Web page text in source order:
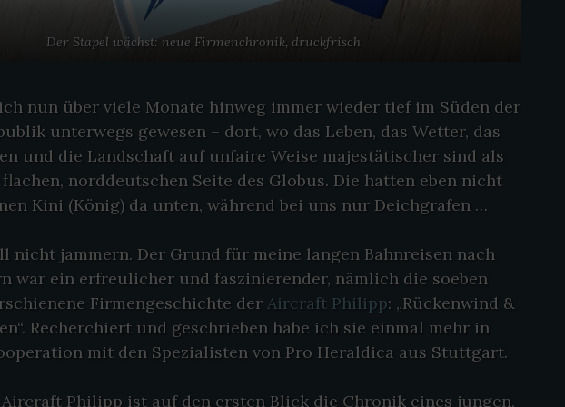
Der Stapel wächst: neue Firmenchronik, druckfrisch
nun über viele Monate hinweg immer wieder tief im Süden der
unterwegs gewesen – dort, wo das Leben, das Wetter, das
und die Landschaft auf unfaire Weise majestätischer sind als
norddeutschen Seite des Globus. Die hatten eben nicht
Kini (König) da unten, während bei uns nur Deichgrafen …
nicht jammern. Der Grund für meine langen Bahnreisen nach
war ein erfreulicher und faszinierender, nämlich die soeben
Firmengeschichte der Aircraft Philipp: „Rückenwind &
Recherchiert und geschrieben habe ich sie einmal mehr in
mit den Spezialisten von Pro Heraldica aus Stuttgart.
Philipp ist auf den ersten Blick die Chronik eines jungen,